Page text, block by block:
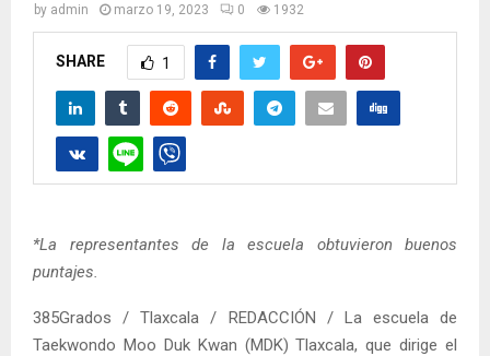
by admin marzo 19, 2023 0 1932
SHARE 1
*La representantes de la escuela obtuvieron buenos
puntajes.
385Grados / Tlaxcala / REDACCIÓN / La escuela de
Taekwondo Moo Duk Kwan (MDK) Tlaxcala, que dirige el